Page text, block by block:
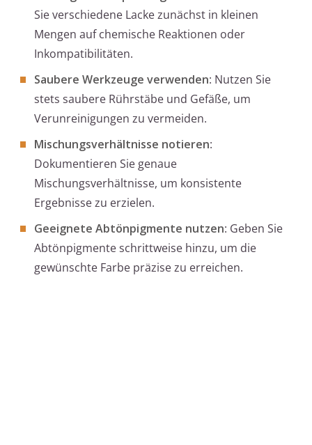
Sie verschiedene Lacke zunächst in kleinen
Mengen auf chemische Reaktionen oder
Inkompatibilitäten.
Saubere Werkzeuge verwenden: Nutzen Sie
stets saubere Rührstäbe und Gefäße, um
Verunreinigungen zu vermeiden.
Mischungsverhältnisse notieren:
Dokumentieren Sie genaue
Mischungsverhältnisse, um konsistente
Ergebnisse zu erzielen.
Geeignete Abtönpigmente nutzen: Geben Sie
Abtönpigmente schrittweise hinzu, um die
gewünschte Farbe präzise zu erreichen.